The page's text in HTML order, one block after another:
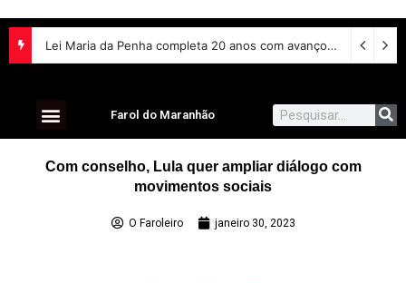
Lei Maria da Penha completa 20 anos com avanços na proteção às mulheres e desafios no combate à violência
Farol do Maranhão
Com conselho, Lula quer ampliar diálogo com
movimentos sociais
O Faroleiro janeiro 30, 2023